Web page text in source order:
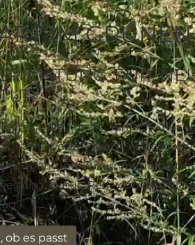
IM GRÜNEN
FÜR
die nicht einfach nur
wollen. Hier entsteht
und Zusammenarbeit
Natur, Reflexion und
ob es passt